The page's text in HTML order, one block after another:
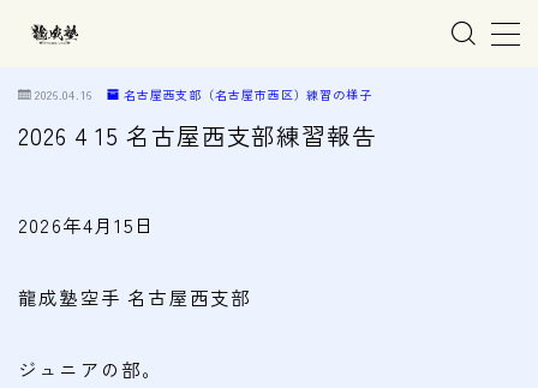
MENU
親子で学ぶ空手
練習会場
2026.04.16 名古屋西支部（名古屋市西区）練習の様子
2026 4 15 名古屋西支部練習報告
2026年4月15日
龍成塾空手 名古屋西支部
ジュニアの部。